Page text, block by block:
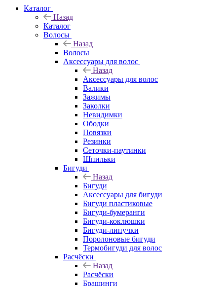
Каталог
Назад
Каталог
Волосы
Назад
Волосы
Аксессуары для волос
Назад
Аксессуары для волос
Валики
Зажимы
Заколки
Невидимки
Ободки
Повязки
Резинки
Сеточки-паутинки
Шпильки
Бигуди
Назад
Бигуди
Аксессуары для бигуди
Бигуди пластиковые
Бигуди-бумеранги
Бигуди-коклюшки
Бигуди-липучки
Поролоновые бигуди
Термобигуди для волос
Расчёски
Назад
Расчёски
Брашинги